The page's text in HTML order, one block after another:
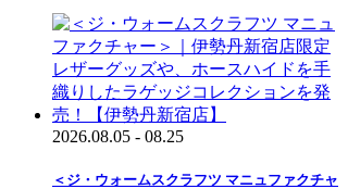
2026.08.05 - 08.25
＜ジ・ウォームスクラフツ マニュファクチャ